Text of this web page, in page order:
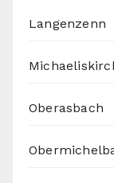
Langenzenn
Oberasbach